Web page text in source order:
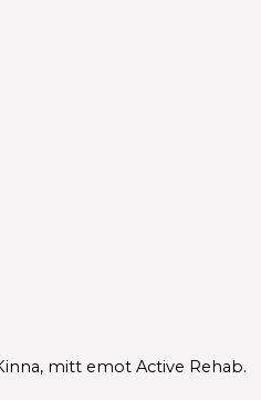
mitt emot Active Rehab.